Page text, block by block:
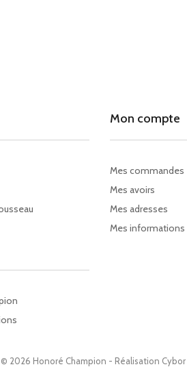
© 2026 Honoré Champion - Réalisation Cybor
Mon compte
Mes commandes
Mes avoirs
Mes adresses
Mes